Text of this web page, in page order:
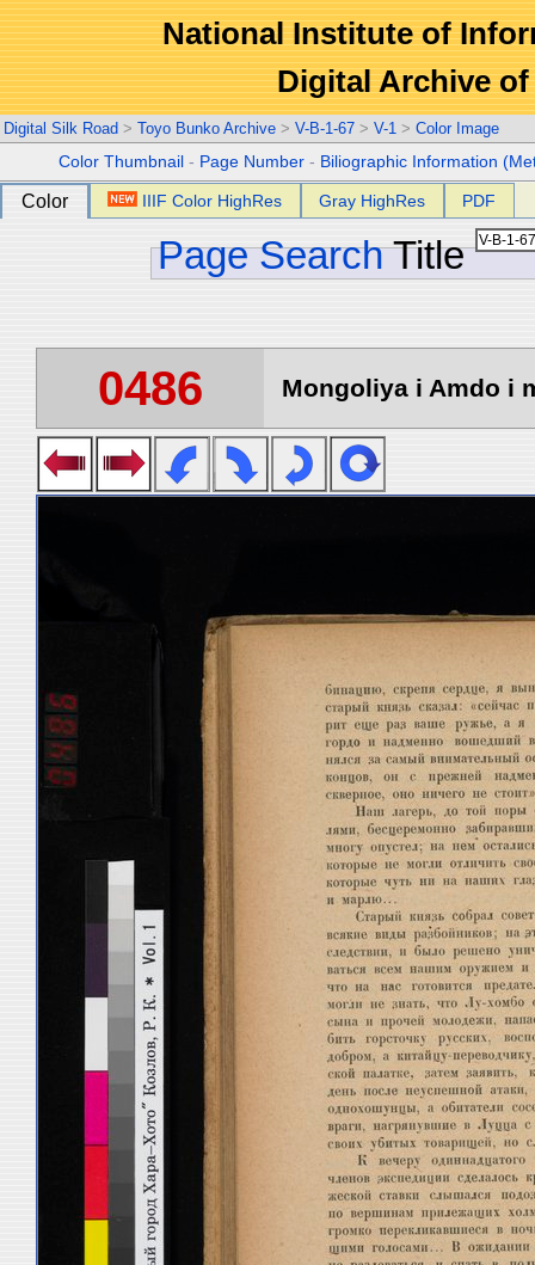
National Institute of
Digital Archive
Digital Silk Road > Toyo Bunko Archive > V-B-1-67 > V-1 > Color Image
Color Thumbnail - Page Number - Biliographic Information
Color IIIF Color HighRes Gray HighRes PDF
Page Search Title
0486 Mongoliya i Amdo i